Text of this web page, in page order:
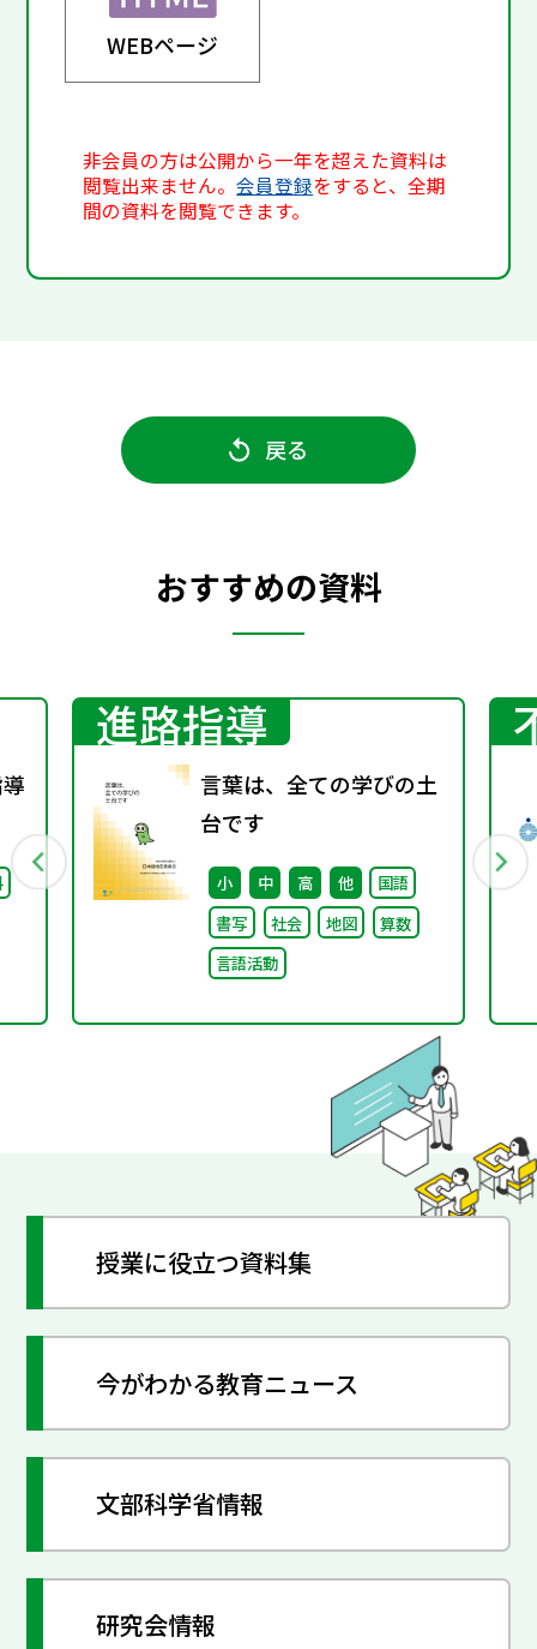
WEBページ
非会員の方は公開から一年を超えた資料は
閲覧出来ません。会員登録をすると、全期
間の資料を閲覧できます。
戻る
おすすめの資料
進路指導
言葉は、全ての学びの土
台です
小 中 高 他
国語
書写
社会 地図
算数
言語活動
授業に役立つ資料集
今がわかる教育ニュース
文部科学省情報
研究会情報